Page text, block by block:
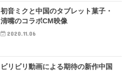
初音ミクと中国のタブレット菓子・
清嘴のコラボCM映像
2020.11.06
ビリビリ動画による期待の新作中国